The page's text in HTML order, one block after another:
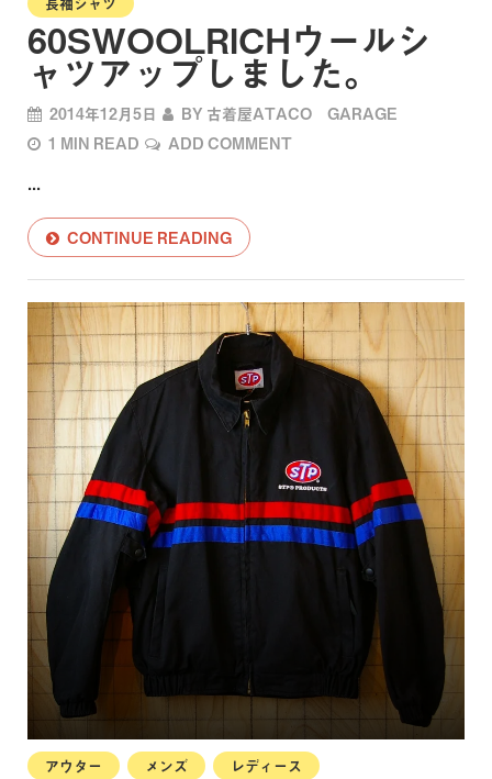
60SWOOLRICHウールシ
ャツアップしました。
2014年12月5日 BY 古着屋ATACO GARAGE
1 MIN READ
ADD COMMENT
...
CONTINUE READING
アウター メンズ レディース